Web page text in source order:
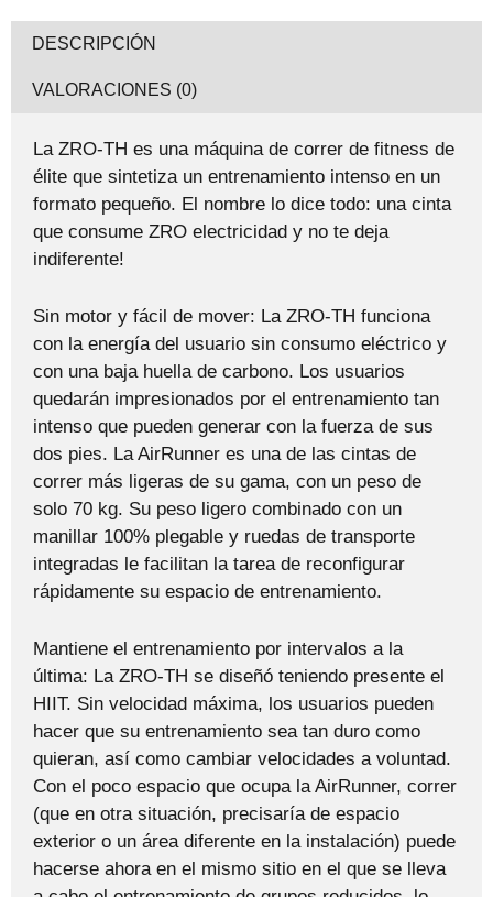
DESCRIPCIÓN
VALORACIONES (0)
La ZRO-TH es una máquina de correr de fitness de
élite que sintetiza un entrenamiento intenso en un
formato pequeño. El nombre lo dice todo: una cinta
que consume ZRO electricidad y no te deja
indiferente!
Sin motor y fácil de mover: La ZRO-TH funciona
con la energía del usuario sin consumo eléctrico y
con una baja huella de carbono. Los usuarios
quedarán impresionados por el entrenamiento tan
intenso que pueden generar con la fuerza de sus
dos pies. La AirRunner es una de las cintas de
correr más ligeras de su gama, con un peso de
solo 70 kg. Su peso ligero combinado con un
manillar 100% plegable y ruedas de transporte
integradas le facilitan la tarea de reconfigurar
rápidamente su espacio de entrenamiento.
Mantiene el entrenamiento por intervalos a la
última: La ZRO-TH se diseñó teniendo presente el
HIIT. Sin velocidad máxima, los usuarios pueden
hacer que su entrenamiento sea tan duro como
quieran, así como cambiar velocidades a voluntad.
Con el poco espacio que ocupa la AirRunner, correr
(que en otra situación, precisaría de espacio
exterior o un área diferente en la instalación) puede
hacerse ahora en el mismo sitio en el que se lleva